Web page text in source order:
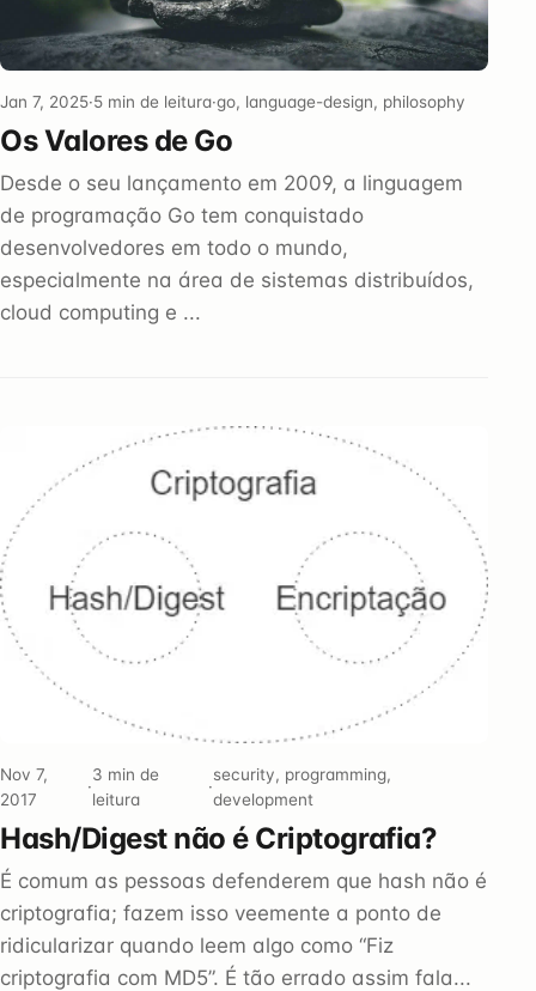
Jan 7, 2025·5 min de leitura·go, language-design, philosophy
Os Valores de Go
Desde o seu lançamento em 2009, a linguagem
de programação Go tem conquistado
desenvolvedores em todo o mundo,
especialmente na área de sistemas distribuídos,
cloud computing e ...
Nov 7,
2017
·
3 min de
leitura
·
security, programming,
development
Hash/Digest não é Criptografia?
É comum as pessoas defenderem que hash não é
criptografia; fazem isso veemente a ponto de
ridicularizar quando leem algo como “Fiz
criptografia com MD5”. É tão errado assim fala...